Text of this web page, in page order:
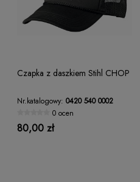
Czapka z daszkiem Stihl CHOP
Nr.katalogowy: 0420 540 0002
0 ocen
80,00 zł